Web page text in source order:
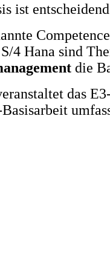
ist
4 Hana sind
die
das